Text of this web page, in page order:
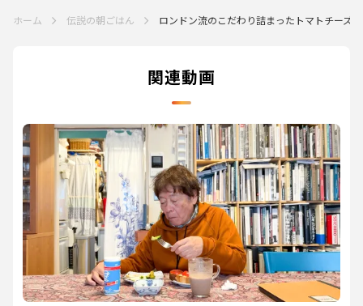
ホーム 伝説の朝ごはん ロンドン流のこだわり詰まったトマトチーズ...
関連動画